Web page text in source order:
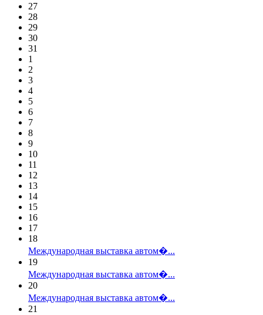
27
28
29
30
31
1
2
3
4
5
6
7
8
9
10
11
12
13
14
15
16
17
18
Международная выставка автом�...
19
Международная выставка автом�...
20
Международная выставка автом�...
21